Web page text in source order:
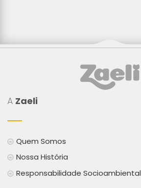
A Zaeli
Quem Somos
Nossa História
Responsabilidade Socioambiental